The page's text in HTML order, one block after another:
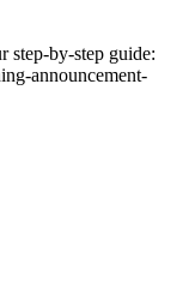
step-by-step guide:
announcement-